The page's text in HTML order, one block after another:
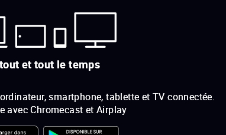
et tout le temps
smartphone, tablette et TV connectée.
avec Chromecast et Airplay